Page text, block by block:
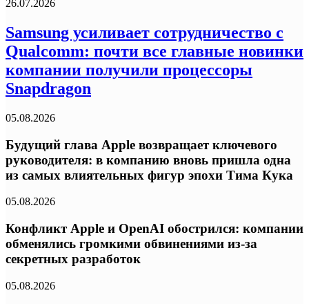
26.07.2026
Samsung усиливает сотрудничество с
Qualcomm: почти все главные новинки
компании получили процессоры
Snapdragon
05.08.2026
Будущий глава Apple возвращает ключевого
руководителя: в компанию вновь пришла одна
из самых влиятельных фигур эпохи Тима Кука
05.08.2026
Конфликт Apple и OpenAI обострился: компании
обменялись громкими обвинениями из-за
секретных разработок
05.08.2026